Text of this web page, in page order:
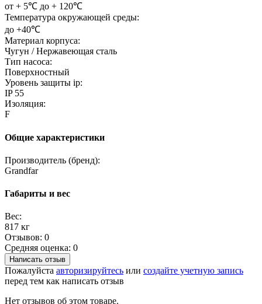
от + 5℃ до + 120℃
Температура окружающей среды:
до +40℃
Материал корпуса:
Чугун / Нержавеющая сталь
Тип насоса:
Поверхностный
Уровень защиты ip:
IP 55
Изоляция:
F
Общие характеристики
Производитель (бренд):
Grandfar
Габариты и вес
Вес:
817 кг
Отзывов: 0
Средняя оценка: 0
Написать отзыв
Пожалуйста авторизируйтесь или создайте учетную запись
перед тем как написать отзыв
Нет отзывов об этом товаре.